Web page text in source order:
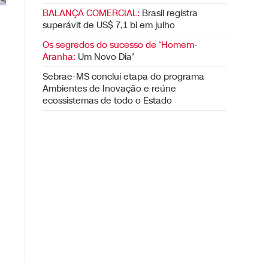
BALANÇA COMERCIAL: Brasil registra
superávit de US$ 7,1 bi em julho
Os segredos do sucesso de ‘Homem-
Aranha: Um Novo Dia’
Sebrae-MS conclui etapa do programa
Ambientes de Inovação e reúne
ecossistemas de todo o Estado